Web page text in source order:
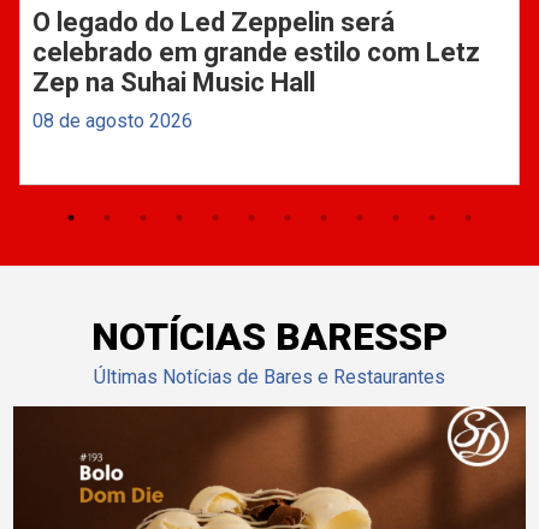
O legado do Led Zeppelin será
celebrado em grande estilo com Letz
Zep na Suhai Music Hall
08 de agosto 2026
NOTÍCIAS BARESSP
Últimas Notícias de Bares e Restaurantes